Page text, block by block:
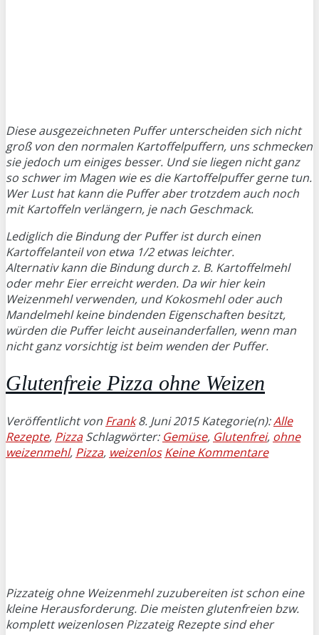
Diese ausgezeichneten Puffer unterscheiden sich nicht
groß von den normalen Kartoffelpuffern, uns schmecken
sie jedoch um einiges besser. Und sie liegen nicht ganz
so schwer im Magen wie es die Kartoffelpuffer gerne tun.
Wer Lust hat kann die Puffer aber trotzdem auch noch
mit Kartoffeln verlängern, je nach Geschmack.
Lediglich die Bindung der Puffer ist durch einen
Kartoffelanteil von etwa 1/2 etwas leichter.
Alternativ kann die Bindung durch z. B. Kartoffelmehl
oder mehr Eier erreicht werden. Da wir hier kein
Weizenmehl verwenden, und Kokosmehl oder auch
Mandelmehl keine bindenden Eigenschaften besitzt,
würden die Puffer leicht auseinanderfallen, wenn man
nicht ganz vorsichtig ist beim wenden der Puffer.
Glutenfreie Pizza ohne Weizen
Veröffentlicht von Frank 8. Juni 2015 Kategorie(n):Alle
Rezepte, PizzaSchlagwörter: Gemüse, Glutenfrei, ohne
weizenmehl, Pizza, weizenlos Keine Kommentare
Pizzateig ohne Weizenmehl zuzubereiten ist schon eine
kleine Herausforderung. Die meisten glutenfreien bzw.
komplett weizenlosen Pizzateig Rezepte sind eher